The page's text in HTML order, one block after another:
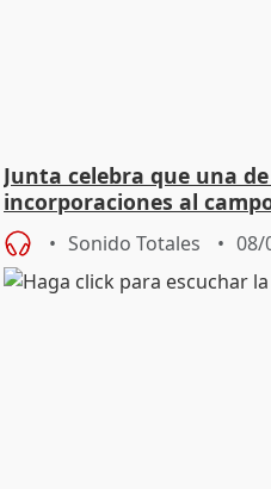
Junta celebra que una
incorporaciones al
jóvenes
Sonido Totales 08/